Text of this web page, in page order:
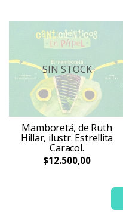
SIN STOCK
Mamboretá, de Ruth
Hillar, ilustr. Estrellita
Caracol.
$12.500,00